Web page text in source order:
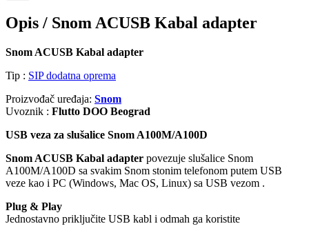
Opis / Snom ACUSB Kabal adapter
Snom ACUSB Kabal adapter
Tip : SIP dodatna oprema
Proizvođač uređaja: Snom
Uvoznik : Flutto DOO Beograd
USB veza za slušalice Snom A100M/A100D
Snom ACUSB Kabal adapter povezuje slušalice Snom
A100M/A100D sa svakim Snom stonim telefonom putem USB
veze kao i PC (Windows, Mac OS, Linux) sa USB vezom .
Plug & Play
Jednostavno priključite USB kabl i odmah ga koristite